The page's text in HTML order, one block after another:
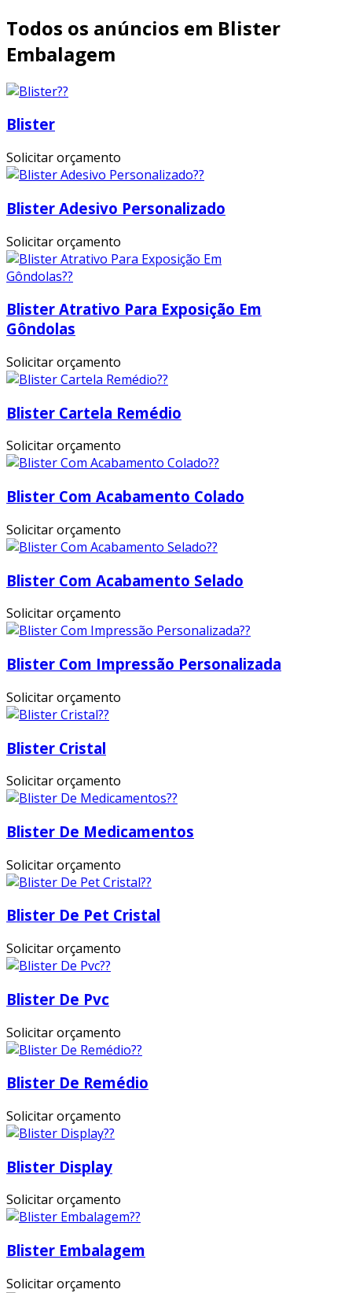
Todos os anúncios em Blister
Embalagem
Blister
Solicitar orçamento
Blister Adesivo Personalizado
Solicitar orçamento
Blister Atrativo Para Exposição Em
Gôndolas
Solicitar orçamento
Blister Cartela Remédio
Solicitar orçamento
Blister Com Acabamento Colado
Solicitar orçamento
Blister Com Acabamento Selado
Solicitar orçamento
Blister Com Impressão Personalizada
Solicitar orçamento
Blister Cristal
Solicitar orçamento
Blister De Medicamentos
Solicitar orçamento
Blister De Pet Cristal
Solicitar orçamento
Blister De Pvc
Solicitar orçamento
Blister De Remédio
Solicitar orçamento
Blister Display
Solicitar orçamento
Blister Embalagem
Solicitar orçamento